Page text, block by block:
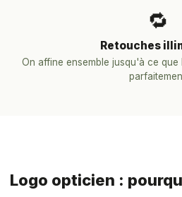
🔁
Retouches
On affine ensemble jusqu'à ce
Logo opticien :